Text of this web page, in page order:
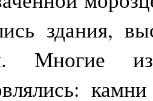
здания,
Многие